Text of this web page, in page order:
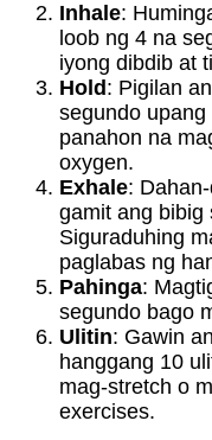
Inhale:
loob ng 4 na
iyong dibdib at
Hold: Pigilan
segundo
panahon na
oxygen.
Exhale:
gamit ang bibig
Siguraduhing
paglabas ng
Pahinga:
segundo bago
Ulitin: Gawin
hanggang 10
mag-stretch o
exercises.